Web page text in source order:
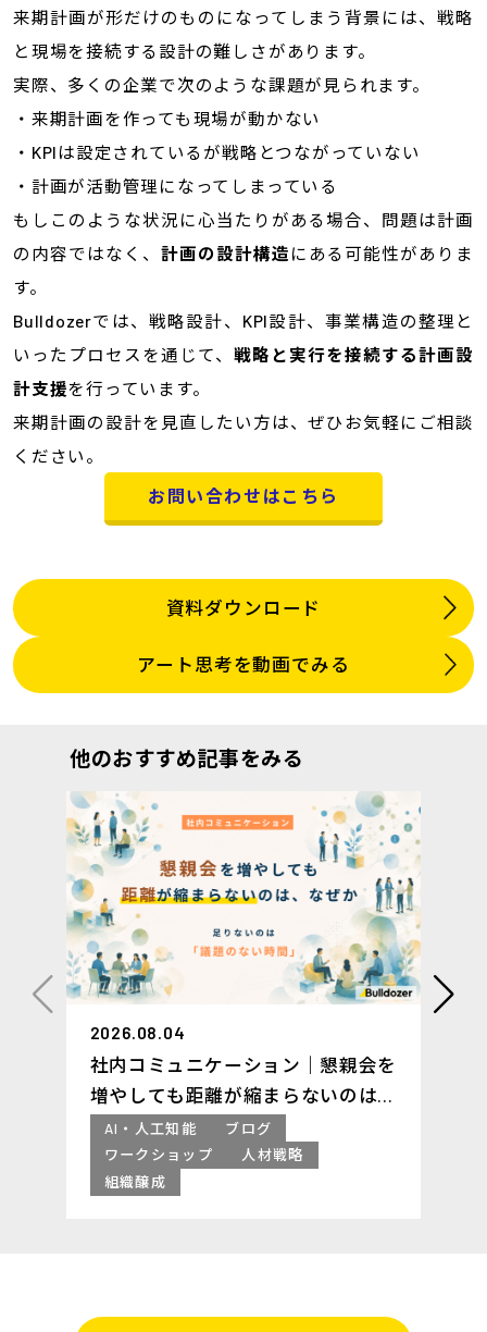
来期計画が形だけのものになってしまう背景には、戦略
と現場を接続する設計の難しさがあります。
実際、多くの企業で次のような課題が見られます。
・来期計画を作っても現場が動かない
・KPIは設定されているが戦略とつながっていない
・計画が活動管理になってしまっている
もしこのような状況に心当たりがある場合、問題は計画
の内容ではなく、 計画の設計構造 にある可能性がありま
す。
Bulldozerでは、戦略設計、KPI設計、事業構造の整理と
いったプロセスを通じて、戦略と実行を接続する計画設
計支援を行っています。
来期計画の設計を見直したい方は、ぜひお気軽にご相談
ください。
お問い合わせはこちら
資料ダウンロード
アート思考を動画でみる
他のおすすめ記事をみる
2026.08.04
社内コミュニケーション｜懇親会を
増やしても距離が縮まらないのは、
なぜか ─足りないのは「議題のな
い時間」
AI・人工知能
ブログ
ワークショップ
人材戦略
組織醸成